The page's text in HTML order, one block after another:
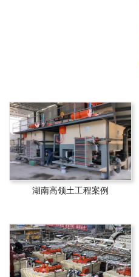
湖南高领土工程案例